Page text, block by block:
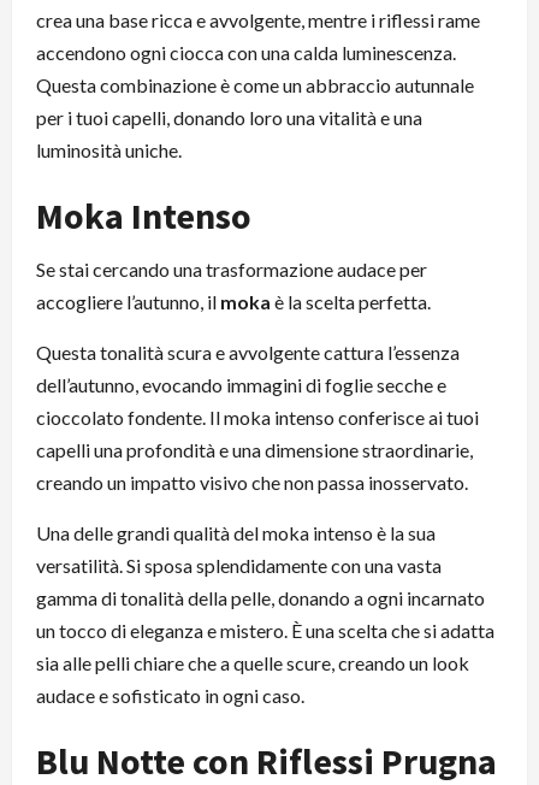
crea una base ricca e avvolgente, mentre i riflessi rame
accendono ogni ciocca con una calda luminescenza.
Questa combinazione è come un abbraccio autunnale
per i tuoi capelli, donando loro una vitalità e una
luminosità uniche.
Moka Intenso
Se stai cercando una trasformazione audace per
accogliere l’autunno, il moka è la scelta perfetta.
Questa tonalità scura e avvolgente cattura l’essenza
dell’autunno, evocando immagini di foglie secche e
cioccolato fondente. Il moka intenso conferisce ai tuoi
capelli una profondità e una dimensione straordinarie,
creando un impatto visivo che non passa inosservato.
Una delle grandi qualità del moka intenso è la sua
versatilità. Si sposa splendidamente con una vasta
gamma di tonalità della pelle, donando a ogni incarnato
un tocco di eleganza e mistero. È una scelta che si adatta
sia alle pelli chiare che a quelle scure, creando un look
audace e sofisticato in ogni caso.
Blu Notte con Riflessi Prugna